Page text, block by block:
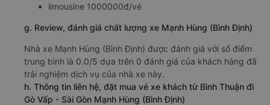
limousine 1000000đ/vé
g. Review, đánh giá chất lượng xe Mạnh Hùng (Bình Định)
Nhà xe Mạnh Hùng (Bình Định) được đánh giá với số điểm
trung bình là 0.0/5 dựa trên 0 đánh giá của khách hàng đã
trải nghiệm dịch vụ của nhà xe này.
h. Thông tin liên hệ, đặt mua vé xe khách từ Bình Thuận đi
Gò Vấp - Sài Gòn Mạnh Hùng (Bình Định)